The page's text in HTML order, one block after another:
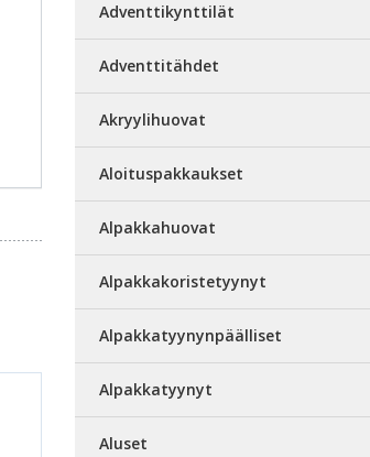
Adventtikynttilät
Adventtitähdet
Akryylihuovat
Aloituspakkaukset
Alpakkahuovat
Alpakkakoristetyynyt
Alpakkatyynynpäälliset
Alpakkatyynyt
Aluset